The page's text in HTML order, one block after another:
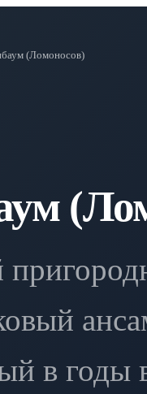
(Ломоносов)
в